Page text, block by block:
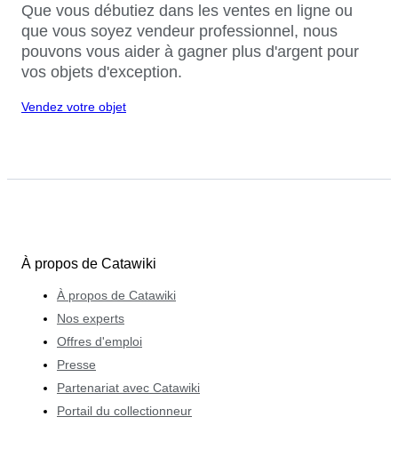
Que vous débutiez dans les ventes en ligne ou
que vous soyez vendeur professionnel, nous
pouvons vous aider à gagner plus d'argent pour
vos objets d'exception.
Vendez votre objet
À propos de Catawiki
À propos de Catawiki
Nos experts
Offres d'emploi
Presse
Partenariat avec Catawiki
Portail du collectionneur